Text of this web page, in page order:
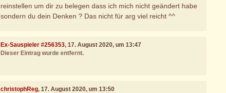
reinstellen um dir zu belegen dass ich mich nicht geändert habe
sondern du dein Denken ? Das nicht für arg viel reicht ^^
Ex-Sauspieler #256353, 17. August 2020, um 13:47
Dieser Eintrag wurde entfernt.
christophReg, 17. August 2020, um 13:50